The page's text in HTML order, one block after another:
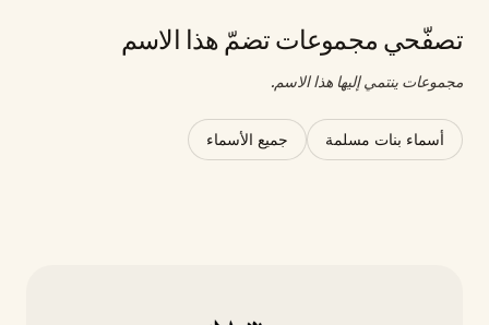
تصفّحي مجموعات تضمّ هذا الاسم
مجموعات ينتمي إليها هذا الاسم.
أسماء بنات مسلمة جميع الأسماء